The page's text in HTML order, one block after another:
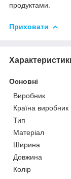
продуктами.
Приховати
Основні
Виробник
Країна виробник
Тип
Матеріал
Ширина
Довжина
Колір